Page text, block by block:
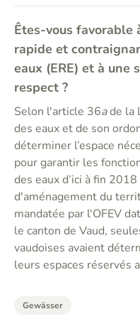
Êtes-vous favorable
rapide et
eaux (ERE) et à une
respect ?
Selon l'article 36ade la
des eaux et de son
déterminer l’espace
pour garantir les
des eaux d’ici à fin
d'aménagement du
mandatée par l'OFEV
le canton de Vaud,
vaudoises avaient
leurs espaces réservés
Gewässer